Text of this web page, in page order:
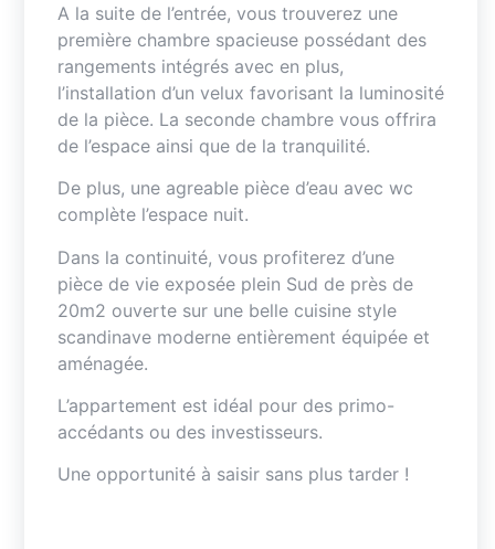
A la suite de l’entrée, vous trouverez une
première chambre spacieuse possédant des
rangements intégrés avec en plus,
l’installation d’un velux favorisant la luminosité
de la pièce. La seconde chambre vous offrira
de l’espace ainsi que de la tranquilité.
De plus, une agreable pièce d’eau avec wc
complète l’espace nuit.
Dans la continuité, vous profiterez d’une
pièce de vie exposée plein Sud de près de
20m2 ouverte sur une belle cuisine style
scandinave moderne entièrement équipée et
aménagée.
L’appartement est idéal pour des primo-
accédants ou des investisseurs.
Une opportunité à saisir sans plus tarder !